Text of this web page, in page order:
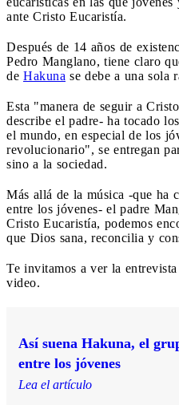
ante Cristo Eucaristía.
Después de 14 años de
Pedro Manglano, tiene claro
de Hakuna se debe a una sola
Esta "manera de seguir a
describe el padre- ha tocado
el mundo, en especial de los
revolucionario", se entregan
sino a la sociedad.
Más allá de la música -que ha
entre los jóvenes- el padre
Cristo Eucaristía, podemos
que Dios sana, reconcilia y
Te invitamos a ver la
video.
Así suena Hakuna, el
entre los jóvenes
Lea el artículo